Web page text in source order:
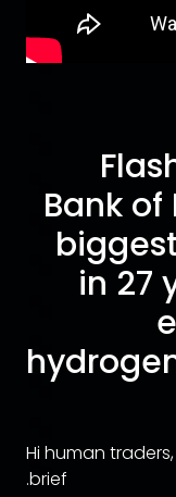
Bank of
in 27
Hi human
brief.